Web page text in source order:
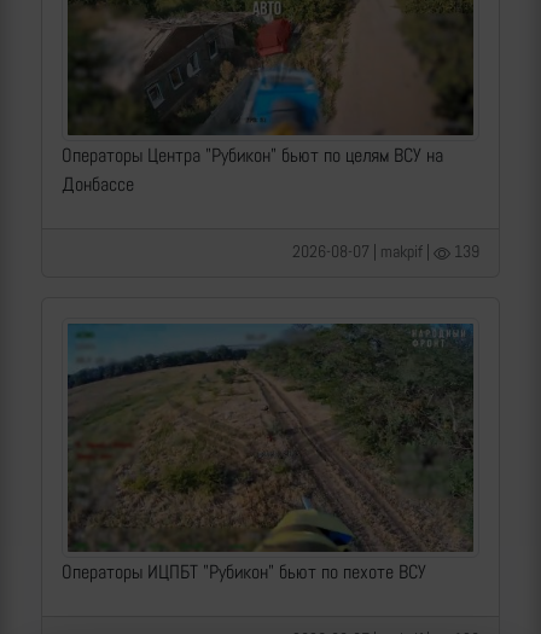
Операторы Центра "Рубикон" бьют по целям ВСУ на
Донбассе
2026-08-07 | makpif | 139
Операторы ИЦПБТ "Рубикон" бьют по пехоте ВСУ